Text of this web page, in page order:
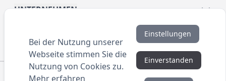
UNTERNEHMEN
INFORMATIONEN
© 2016 ANYBRAND.de. All Rights Reserved. Alle
Bei der Nutzung unserer
Webseite stimmen Sie die
Nutzung von Cookies zu.
Mehr erfahren
Einstellungen
Einverstanden